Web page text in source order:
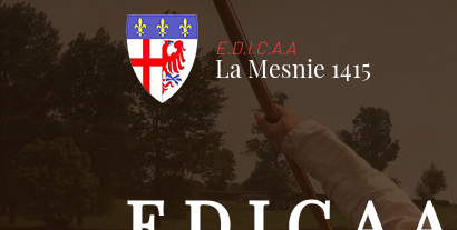
E.D.I.C.A.A
La Mesnie 1415